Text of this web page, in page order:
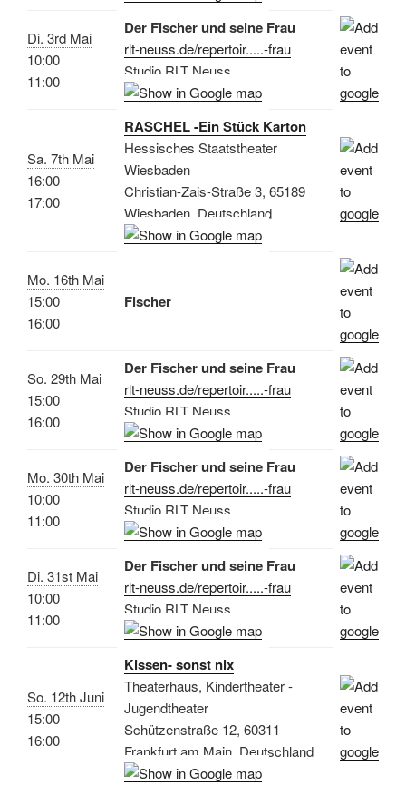
Di. 3rd Mai
10:00
11:00
Der Fischer und seine Frau
rlt-neuss.de/repertoir.....-frau
Studio RLT Neuss
Sa. 7th Mai
16:00
17:00
RASCHEL -Ein Stück Karton
Hessisches Staatstheater
Wiesbaden
Christian-Zais-Straße 3, 65189
Wiesbaden, Deutschland
Mo. 16th Mai
15:00
16:00
Fischer
So. 29th Mai
15:00
16:00
Der Fischer und seine Frau
rlt-neuss.de/repertoir.....-frau
Studio RLT Neuss
Mo. 30th Mai
10:00
11:00
Der Fischer und seine Frau
rlt-neuss.de/repertoir.....-frau
Studio RLT Neuss
Di. 31st Mai
10:00
11:00
Der Fischer und seine Frau
rlt-neuss.de/repertoir.....-frau
Studio RLT Neuss
So. 12th Juni
15:00
16:00
Kissen- sonst nix
Theaterhaus, Kindertheater -
Jugendtheater
Schützenstraße 12, 60311
Frankfurt am Main, Deutschland